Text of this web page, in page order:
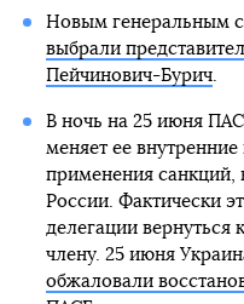
Новым генеральным
выбрали
Пейчинович-Бурич.
В ночь на 25 июня
меняет ее
применения санкций,
России. Фактически
делегации вернуться
члену. 25 июня
обжаловали